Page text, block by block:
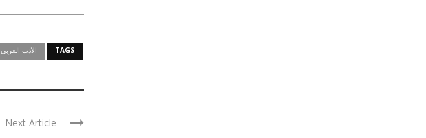
TAGS الأدب العربي
Next Article